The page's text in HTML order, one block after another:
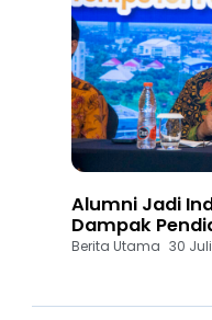
Alumni Jadi
Dampak
Berita Utama 30